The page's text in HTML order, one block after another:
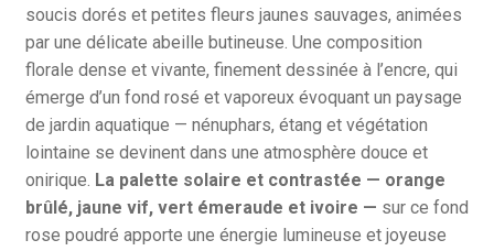
soucis dorés et petites fleurs jaunes sauvages, animées
par une délicate abeille butineuse. Une composition
florale dense et vivante, finement dessinée à l’encre, qui
émerge d’un fond rosé et vaporeux évoquant un paysage
de jardin aquatique — nénuphars, étang et végétation
lointaine se devinent dans une atmosphère douce et
onirique. La palette solaire et contrastée — orange
brûlé, jaune vif, vert émeraude et ivoire — sur ce fond
rose poudré apporte une énergie lumineuse et joyeuse